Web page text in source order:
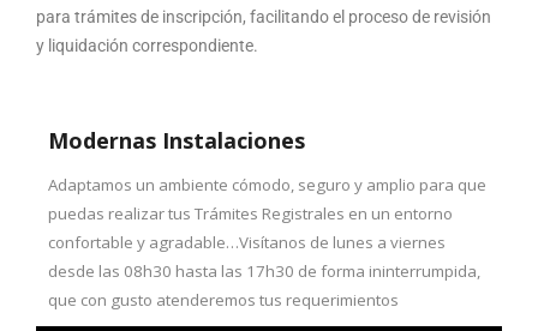
para trámites de inscripción, facilitando el proceso de revisión
y liquidación correspondiente.
Modernas Instalaciones
Adaptamos un ambiente cómodo, seguro y amplio para que
puedas realizar tus Trámites Registrales en un entorno
confortable y agradable…Visítanos de lunes a viernes
desde las 08h30 hasta las 17h30 de forma ininterrumpida,
que con gusto atenderemos tus requerimientos